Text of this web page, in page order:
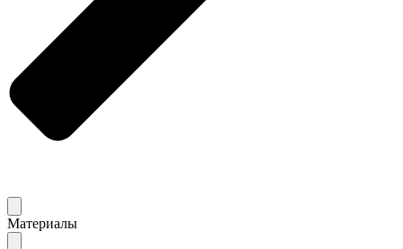
Материалы